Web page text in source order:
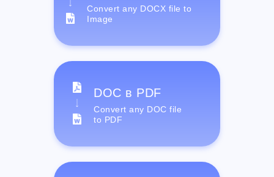
Convert any DOCX file to
Image
DOC в PDF
Convert any DOC file
to PDF